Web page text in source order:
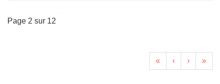
Page 2 sur 12
« ‹ › »